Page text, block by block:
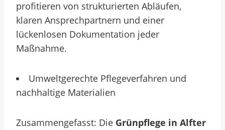
profitieren von strukturierten Abläufen,
klaren Ansprechpartnern und einer
lückenlosen Dokumentation jeder
Maßnahme.
Umweltgerechte Pflegeverfahren und
nachhaltige Materialien
Zusammengefasst: Die Grünpflege in Alfter